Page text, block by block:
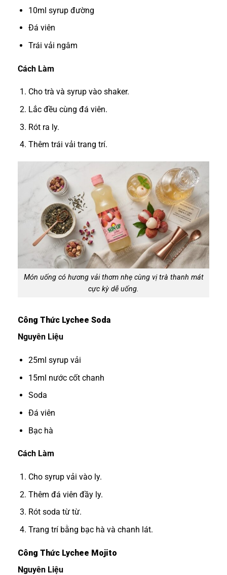
10ml syrup đường
Đá viên
Trái vải ngâm
Cách Làm
Cho trà và syrup vào shaker.
Lắc đều cùng đá viên.
Rót ra ly.
Thêm trái vải trang trí.
Món uống có hương vải thơm nhẹ cùng vị trà thanh mát
cực kỳ dễ uống.
Công Thức Lychee Soda
Nguyên Liệu
25ml syrup vải
15ml nước cốt chanh
Soda
Đá viên
Bạc hà
Cách Làm
Cho syrup vải vào ly.
Thêm đá viên đầy ly.
Rót soda từ từ.
Trang trí bằng bạc hà và chanh lát.
Công Thức Lychee Mojito
Nguyên Liệu